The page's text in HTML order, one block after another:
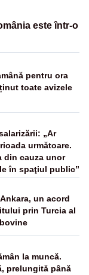
este într-o
pentru ora
toate avizele
„Ar
următoare.
din cauza unor
în spaţiul public”
un acord
prin Turcia al
la muncă.
prelungită până